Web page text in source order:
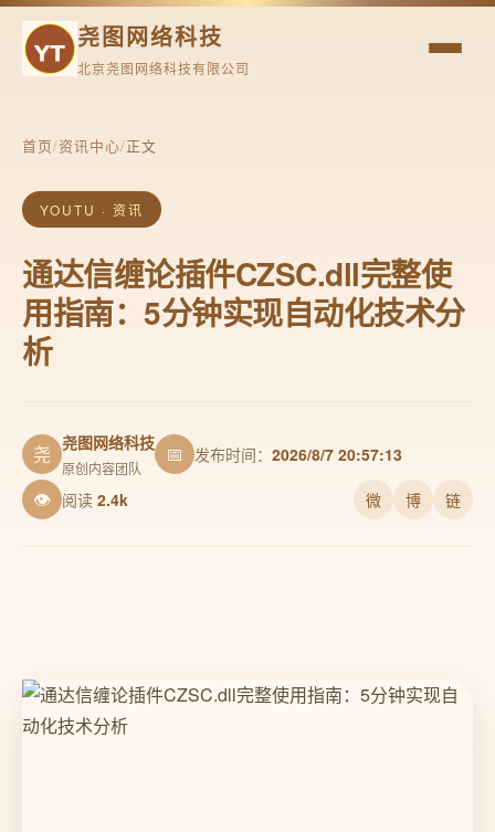
尧图网络科技
北京尧图网络科技有限公司
首页/资讯中心/正文
YOUTU · 资讯
通达信缠论插件CZSC.dll完整使
用指南：5分钟实现自动化技术分
析
尧 尧图网络科技
原创内容团队
📅 发布时间： 2026/8/7 20:57:13
👁 阅读 2.4k 微 博 链